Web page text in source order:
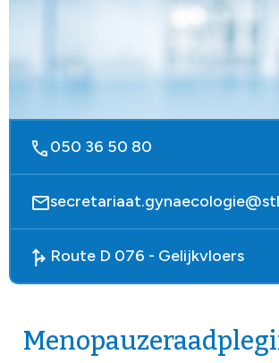
050 36 50 80
Route D 076 - Gelijkvloers